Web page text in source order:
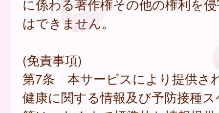
に係わる著作権その他の権利を
はできません。
(免責事項)
第7条 本サービスにより提供さ
健康に関する情報及び予防接種